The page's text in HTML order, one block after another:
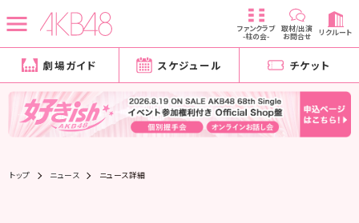
ファンクラブ
-柱の会-
取材/出演
お問合せ リクルート
劇場ガイド スケジュール チケット
トップ ニュース ニュース詳細